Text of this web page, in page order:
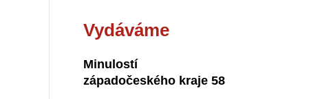
Vydáváme
Minulostí
západočeského kraje 58